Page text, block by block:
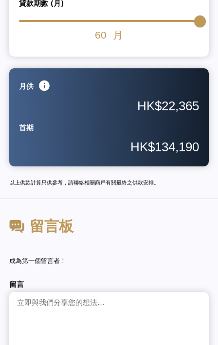
貸款期數 (月)
60 月
月供
HK$22,365
首期
HK$134,190
以上供款計算只供參考，請聯絡相關商戶有關最終之供款安排。
留言板
成為第一個留言者！
留言